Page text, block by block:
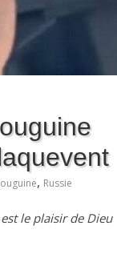
, Russie
le plaisir de Dieu